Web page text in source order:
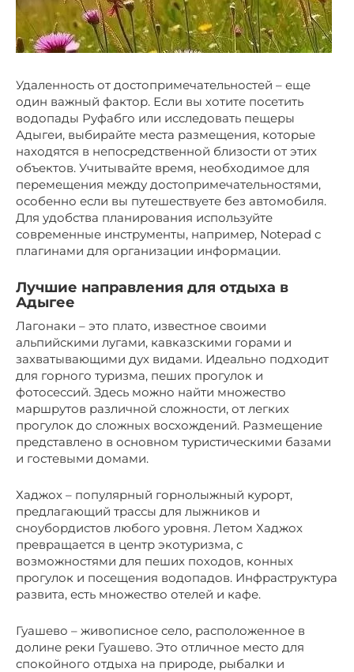
Удаленность от достопримечательностей – еще
один важный фактор. Если вы хотите посетить
водопады Руфабго или исследовать пещеры
Адыгеи, выбирайте места размещения, которые
находятся в непосредственной близости от этих
объектов. Учитывайте время, необходимое для
перемещения между достопримечательностями,
особенно если вы путешествуете без автомобиля.
Для удобства планирования используйте
современные инструменты, например, Notepad с
плагинами для организации информации.
Лучшие направления для отдыха в
Адыгее
Лагонаки – это плато, известное своими
альпийскими лугами, кавказскими горами и
захватывающими дух видами. Идеально подходит
для горного туризма, пеших прогулок и
фотосессий. Здесь можно найти множество
маршрутов различной сложности, от легких
прогулок до сложных восхождений. Размещение
представлено в основном туристическими базами
и гостевыми домами.
Хаджох – популярный горнолыжный курорт,
предлагающий трассы для лыжников и
сноубордистов любого уровня. Летом Хаджох
превращается в центр экотуризма, с
возможностями для пеших походов, конных
прогулок и посещения водопадов. Инфраструктура
развита, есть множество отелей и кафе.
Гуашево – живописное село, расположенное в
долине реки Гуашево. Это отличное место для
спокойного отдыха на природе, рыбалки и